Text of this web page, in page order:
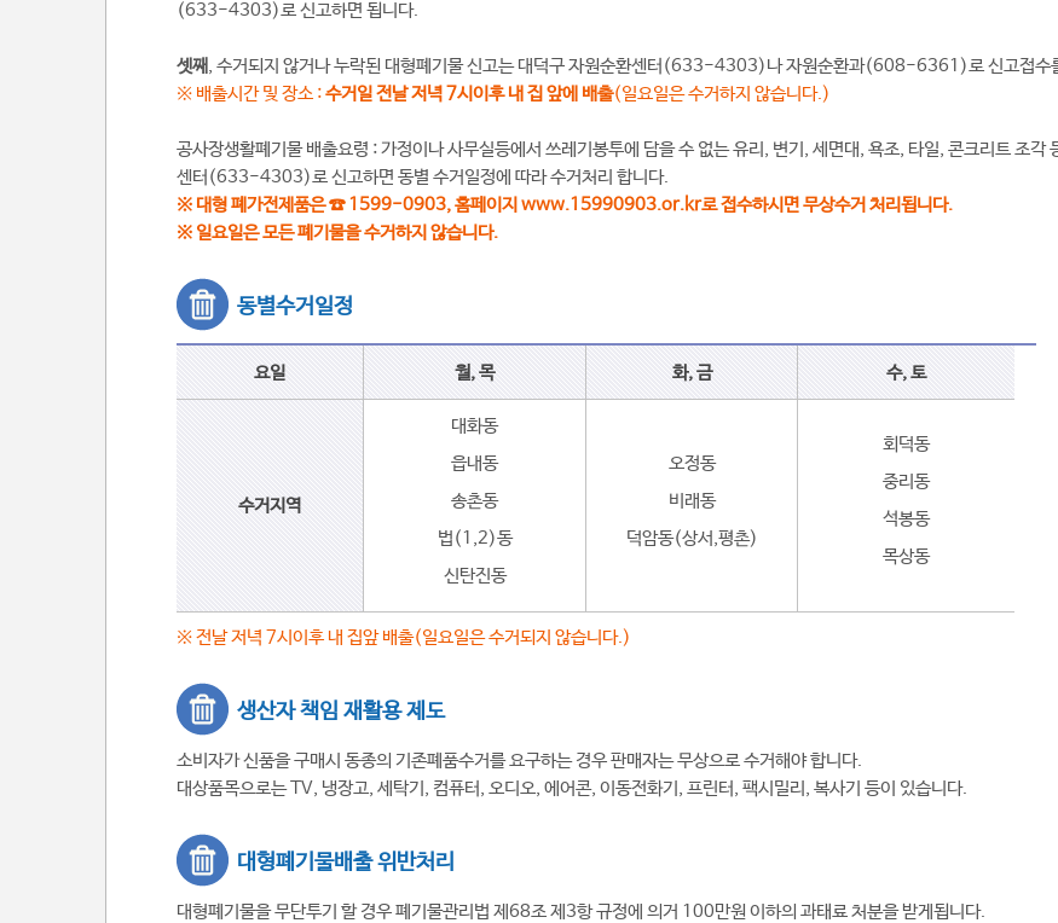
(633-4303)로 신고하면 됩니다.
셋째, 수거되지 않거나 누락된 대형폐기물 신고는 대덕구 자원순환센터(633-4303)나 자원순환과(608-6361)로 신고접수
※ 배출시간 및 장소 :수거일 전날 저녁 7시이후 내 집 앞에 배출(일요일은 수거하지 않습니다.)
공사장생활폐기물 배출요령 : 가정이나 사무실등에서 쓰레기봉투에 담을 수 없는 유리, 변기, 세면대, 욕조, 타일, 콘크리트 조
센터(633-4303)로 신고하면 동별 수거일정에 따라 수거처리 합니다.
※ 대형 폐가전제품은 ☎ 1599-0903, 홈페이지 www.15990903.or.kr로 접수하시면 무상수거 처리됩니다.
※ 일요일은 모든 폐기물을 수거하지 않습니다.
동별수거일정
요일 월, 목 화, 금 수, 토
수거지역
대화동
읍내동
송촌동
법(1,2)동
신탄진동
오정동
비래동
덕암동(상서,평촌)
회덕동
중리동
석봉동
목상동
※ 전날 저녁 7시이후 내 집앞 배출(일요일은 수거되지 않습니다.)
생산자 책임 재활용 제도
소비자가 신품을 구매시 동종의 기존폐품수거를 요구하는 경우 판매자는 무상으로 수거해야 합니다.
대상품목으로는 TV, 냉장고, 세탁기, 컴퓨터, 오디오, 에어콘, 이동전화기, 프린터, 팩시밀리, 복사기 등이 있습니다.
대형폐기물배출 위반처리
대형폐기물을 무단투기 할 경우 폐기물관리법 제68조 제3항 규정에 의거 100만원 이하의 과태료 처분을 받게됩니다.